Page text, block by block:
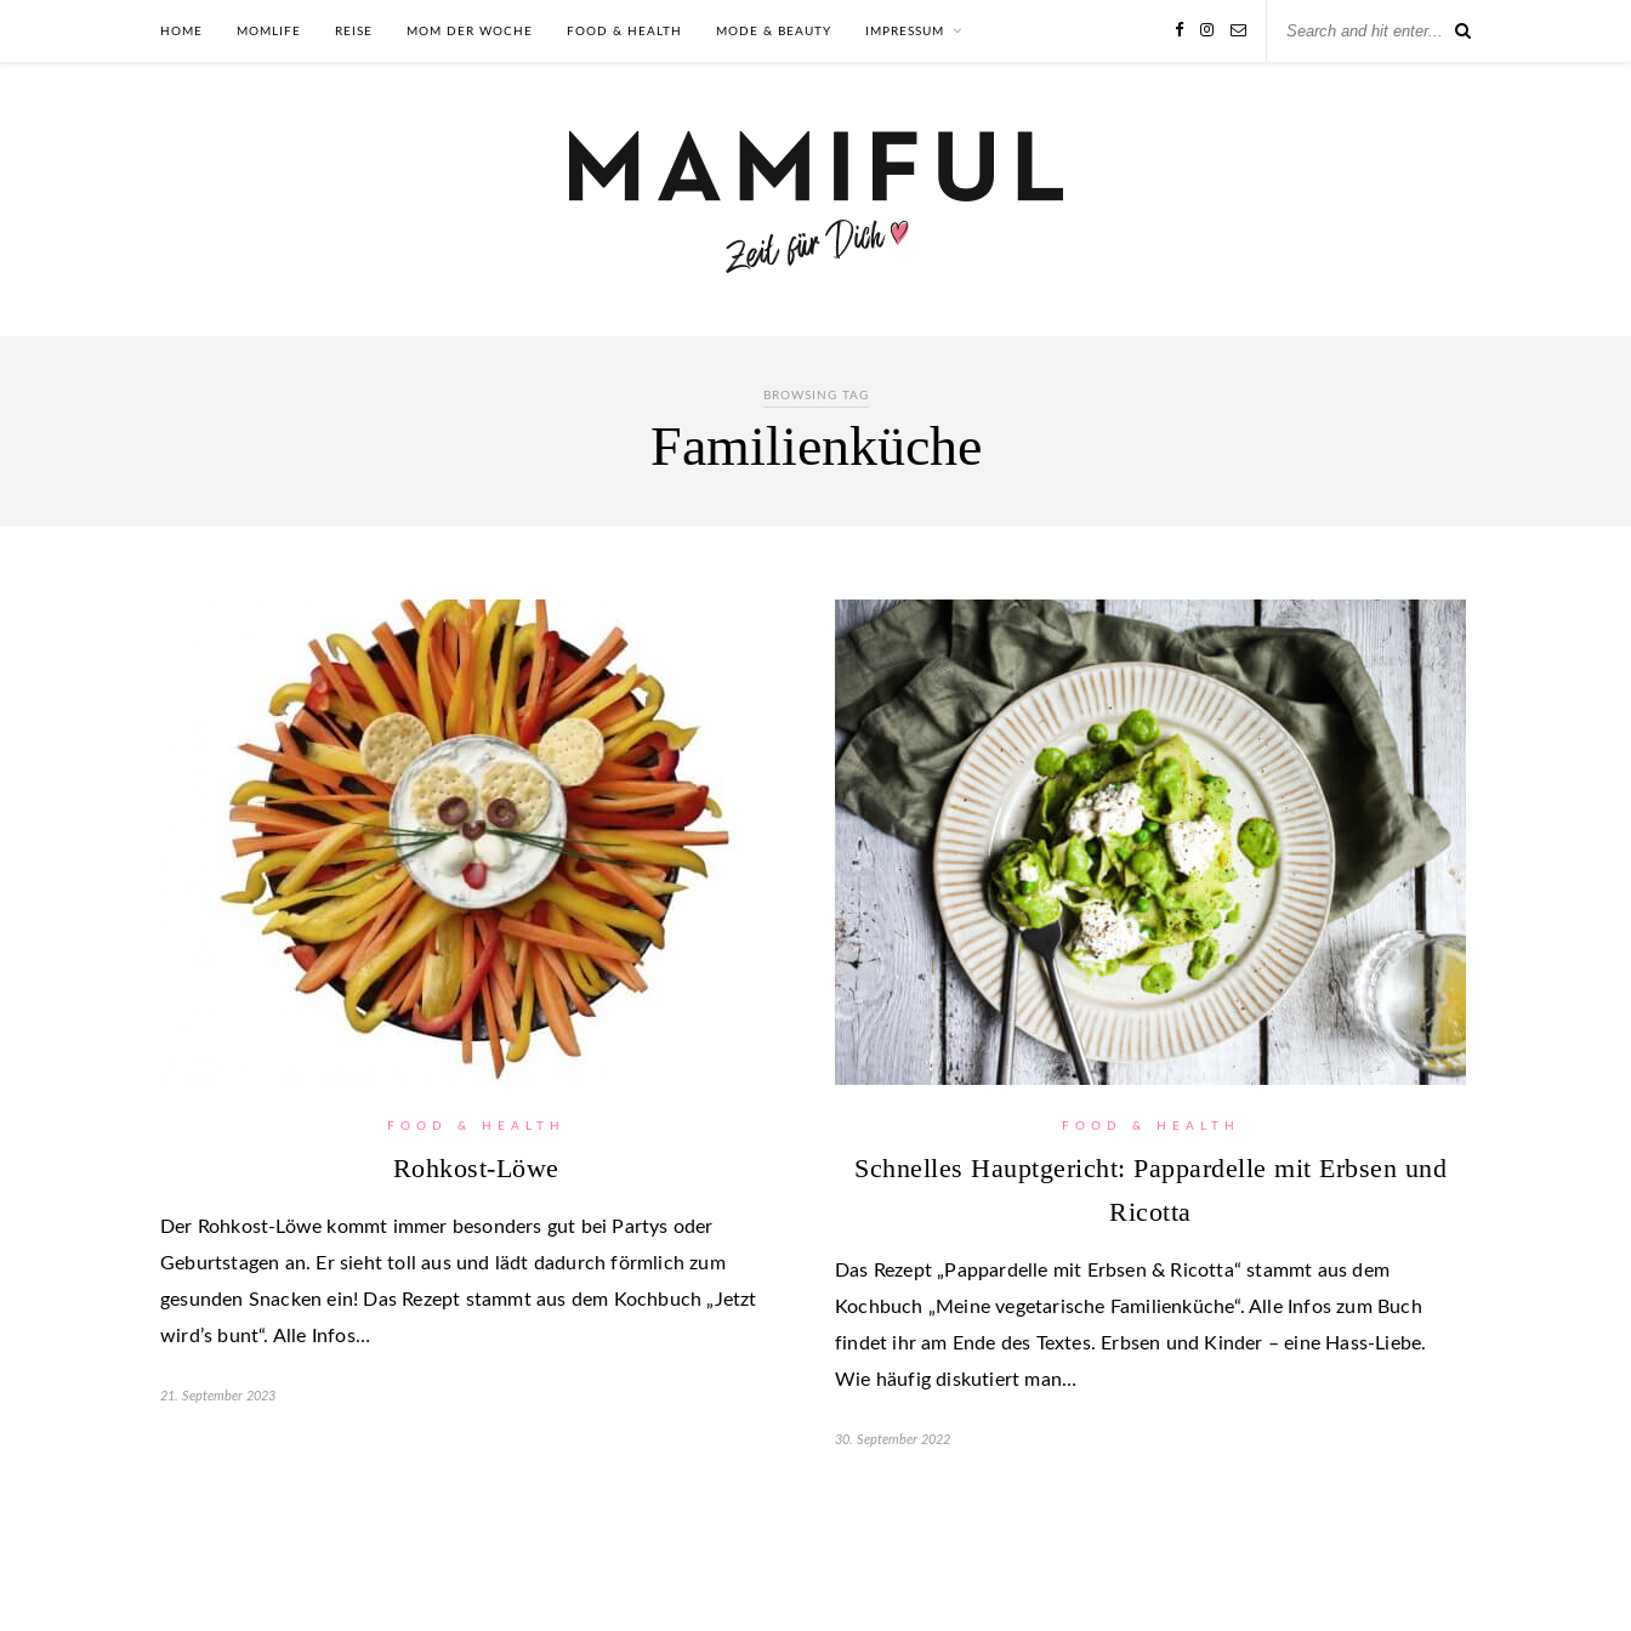
HOME MOMLIFE REISE MOM DER WOCHE FOOD & HEALTH MODE & BEAUTY IMPRESSUM
BROWSING TAG
Familienküche
FOOD & HEALTH
Rohkost-Löwe
Der Rohkost-Löwe kommt immer besonders gut bei Partys oder
Geburtstagen an. Er sieht toll aus und lädt dadurch förmlich zum
gesunden Snacken ein! Das Rezept stammt aus dem Kochbuch „Jetzt
wird’s bunt“. Alle Infos…
21. September 2023
FOOD & HEALTH
Schnelles Hauptgericht: Pappardelle mit Erbsen und
Ricotta
Das Rezept „Pappardelle mit Erbsen & Ricotta“ stammt aus dem
Kochbuch „Meine vegetarische Familienküche“. Alle Infos zum Buch
findet ihr am Ende des Textes. Erbsen und Kinder – eine Hass-Liebe.
Wie häufig diskutiert man…
30. September 2022